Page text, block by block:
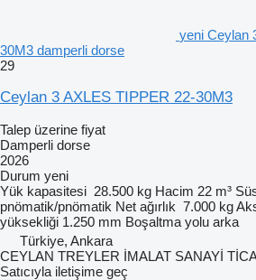
yeni Ceylan
30M3 damperli dorse
29
Ceylan 3 AXLES TIPPER 22-30M3
Talep üzerine fiyat
Damperli dorse
2026
Durum yeni
Yük kapasitesi 28.500 kg Hacim 22 m³
pnömatik/pnömatik Net ağırlık 7.000 kg
yüksekliği 1.250 mm Boşaltma yolu arka
Türkiye, Ankara
CEYLAN TREYLER İMALAT SANAYİ
Satıcıyla iletişime geç